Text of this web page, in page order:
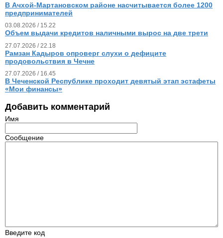
В Ачхой-Мартановском районе насчитывается более 1200
предпринимателей
03.08.2026 / 15.22
Объем выдачи кредитов наличными вырос на две трети
27.07.2026 / 22.18
Рамзан Кадыров опроверг слухи о дефиците
продовольствия в Чечне
27.07.2026 / 16.45
В Чеченской Республике проходит девятый этап эстафеты
«Мои финансы»
Добавить комментарий
Имя
Сообщение
Введите код